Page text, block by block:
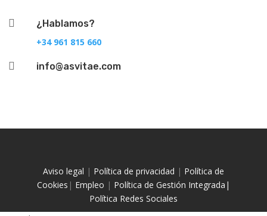

¿Hablamos?
+34 961 815 660
 info@asvitae.com
Aviso legal | Política de privacidad | Política de
Cookies | Empleo | Política de Gestión Integrada|
Política Redes Sociales